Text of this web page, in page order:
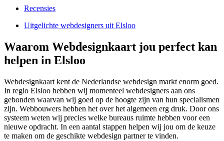
Recensies
Uitgelichte webdesigners uit Elsloo
Waarom Webdesignkaart jou perfect kan
helpen in Elsloo
Webdesignkaart kent de Nederlandse webdesign markt enorm goed.
In regio Elsloo hebben wij momenteel webdesigners aan ons
gebonden waarvan wij goed op de hoogte zijn van hun specialismen
zijn. Webbouwers hebben het over het algemeen erg druk. Door ons
systeem weten wij precies welke bureaus ruimte hebben voor een
nieuwe opdracht. In een aantal stappen helpen wij jou om de keuze
te maken om de geschikte webdesign partner te vinden.